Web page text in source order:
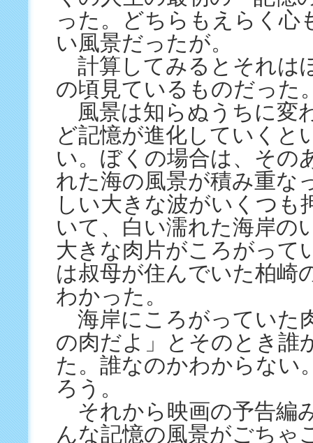
った。どちらもえらく心
い風景だったが。
計算してみるとそれは
の頃見ているものだった
風景は知らぬうちに変
ど記憶が進化していくと
い。ぼくの場合は、その
れた海の風景が積み重な
しい大きな波がいくつも
いて、白い濡れた海岸の
大きな肉片がころがって
は叔母が住んでいた柏崎
わかった。
海岸にころがっていた
の肉だよ」とそのとき誰
た。誰なのかわからない
ろう。
それから映画の予告編
んな記憶の風景がごちゃ